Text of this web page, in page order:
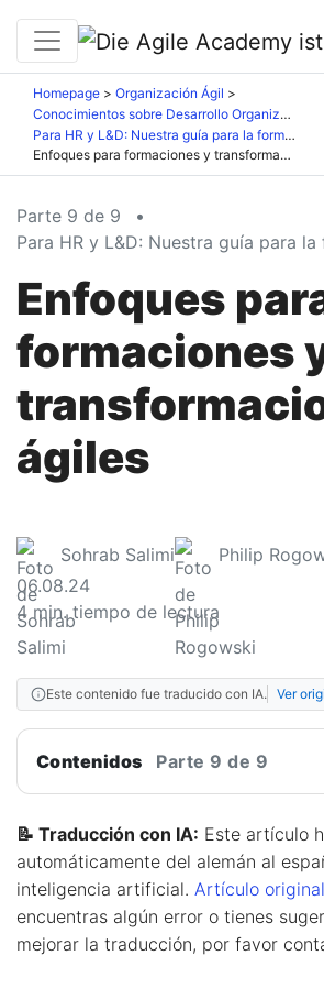
Homepage
Organización Ágil
Conocimientos sobre Desarrollo Organizacional
Para HR y L&D: Nuestra guía para la formación ágil
Enfoques para formaciones y transformaciones ágiles
Parte 9 de 9
•
Para HR y L&D: Nuestra guía para
Enfoques
formaciones
ágiles
Sohrab Salimi
Philip
06.08.24
4min. tiempo de lectura
Este contenido fue traducido con IA. Ver
Contenidos Parte 9 de 9
📝 Traducción con IA: Este artículo
automáticamente del alemán al
inteligencia artificial. Artículo
encuentras algún error o tienes
mejorar la traducción, por favor